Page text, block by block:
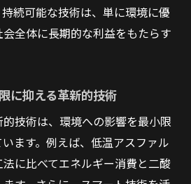
続可能な技術は、単に環境に優
全体に長期的な利益をもたらす
に抑える革新的技術
技術は、環境への影響を最小限
ます。例えば、低温アスファル
に比べてエネルギー消費と二酸